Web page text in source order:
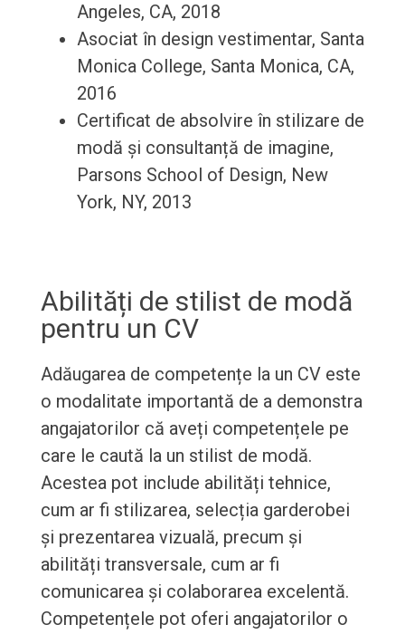
Angeles, CA, 2018
Asociat în design vestimentar, Santa
Monica College, Santa Monica, CA,
2016
Certificat de absolvire în stilizare de
modă și consultanță de imagine,
Parsons School of Design, New
York, NY, 2013
Abilități de stilist de modă
pentru un CV
Adăugarea de competențe la un CV este
o modalitate importantă de a demonstra
angajatorilor că aveți competențele pe
care le caută la un stilist de modă.
Acestea pot include abilități tehnice,
cum ar fi stilizarea, selecția garderobei
și prezentarea vizuală, precum și
abilități transversale, cum ar fi
comunicarea și colaborarea excelentă.
Competențele pot oferi angajatorilor o